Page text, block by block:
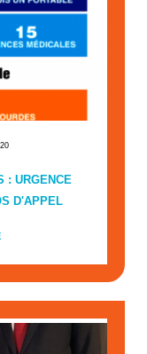
: URGENCE
D'APPEL